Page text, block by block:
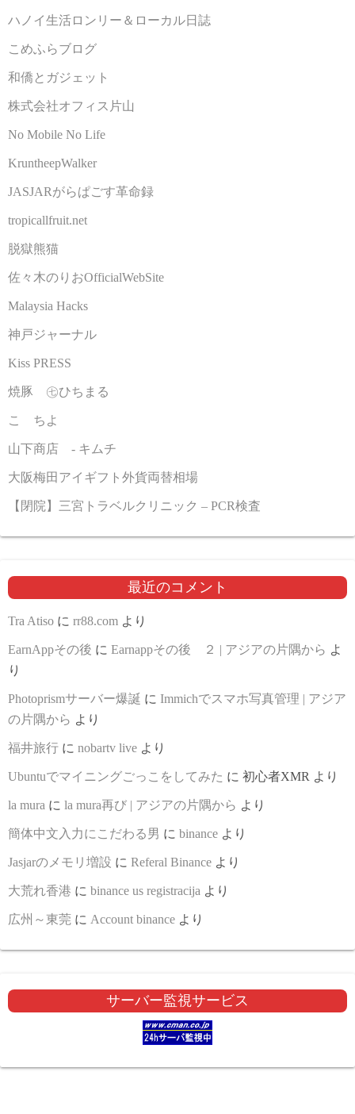
ハノイ生活ロンリー＆ローカル日誌
こめふらブログ
和僑とガジェット
株式会社オフィス片山
No Mobile No Life
KruntheepWalker
JASJARがらぱごす革命録
tropicallfruit.net
脱獄熊猫
佐々木のりおOfficialWebSite
Malaysia Hacks
神戸ジャーナル
Kiss PRESS
焼豚 ㊆ひちまる
こゝちよ
山下商店 - キムチ
大阪梅田アイギフト外貨両替相場
【閉院】三宮トラベルクリニック – PCR検査
最近のコメント
Tra Atiso に rr88.com より
EarnAppその後 に Earnappその後 ２ | アジアの片隅から よ
り
Photoprismサーバー爆誕 に Immichでスマホ写真管理 | アジア
の片隅から より
福井旅行 に nobartv live より
Ubuntuでマイニングごっこをしてみた に 初心者XMR より
la mura に la mura再び | アジアの片隅から より
簡体中文入力にこだわる男 に binance より
Jasjarのメモリ増設 に Referal Binance より
大荒れ香港 に binance us registracija より
広州～東莞 に Account binance より
サーバー監視サービス